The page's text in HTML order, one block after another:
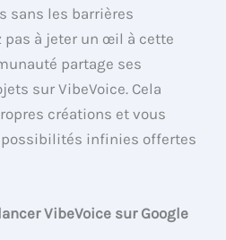
sans les barrières
pas à jeter un œil à cette
partage ses
sur VibeVoice. Cela
créations et vous
possibilités infinies offertes
VibeVoice sur Google